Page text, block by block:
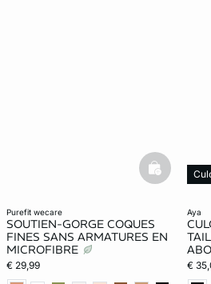
purefit wecare
SOUTIEN-GORGE COQUES
FINES SANS ARMATURES EN
MICROFIBRE
€ 29,99
basketfull
aya
€